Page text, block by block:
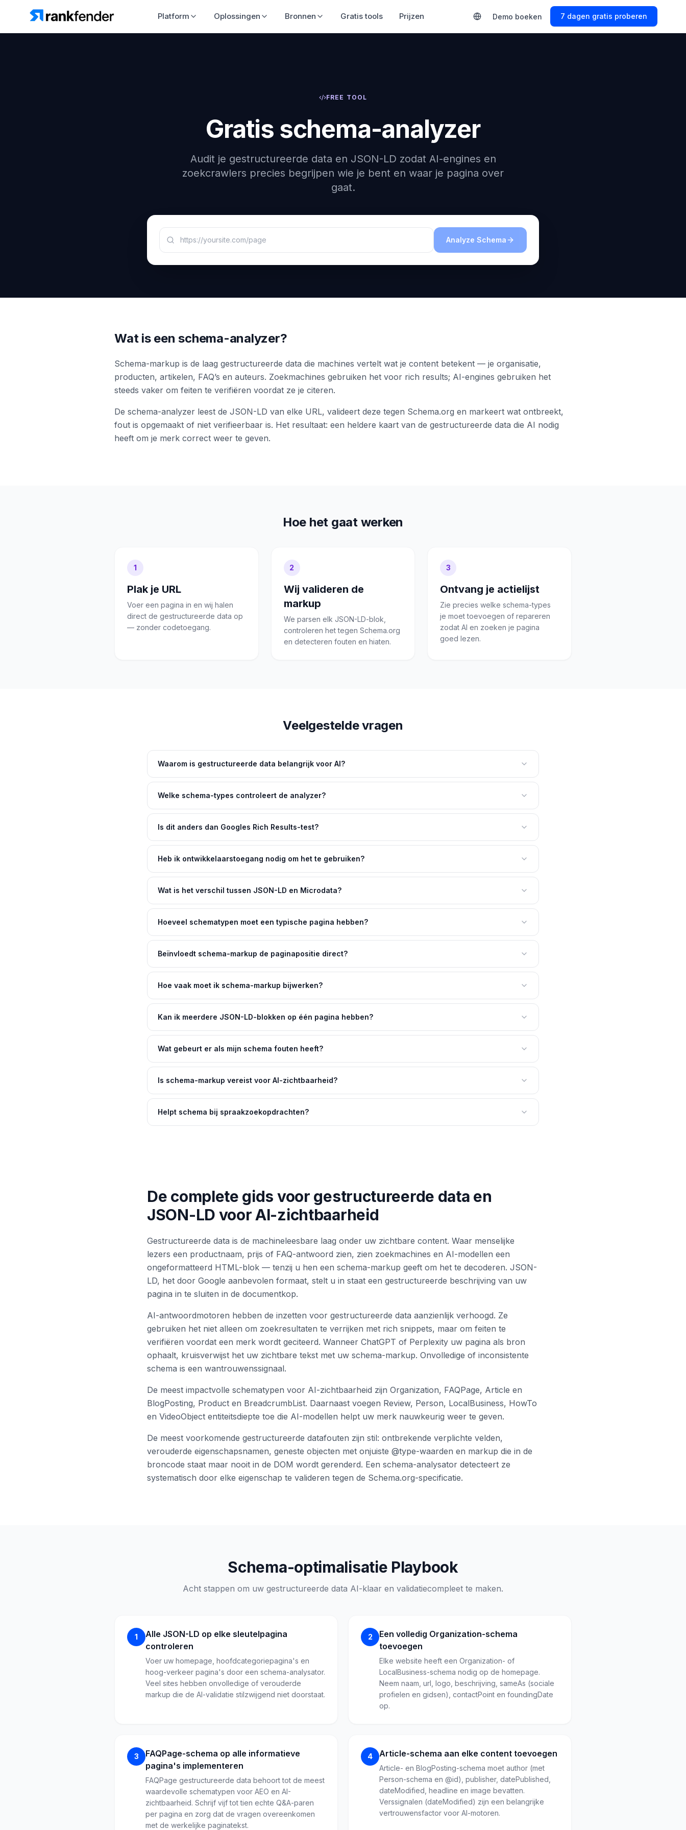
Platform Oplossingen Bronnen Gratis tools Prijzen Demo boeken 7 dagen gratis proberen
FREE TOOL
Gratis schema-analyzer
Audit je gestructureerde data en JSON-LD zodat AI-engines en
zoekcrawlers precies begrijpen wie je bent en waar je pagina over
gaat.
Analyze Schema
Wat is een schema-analyzer?
Schema-markup is de laag gestructureerde data die machines vertelt wat je content betekent — je organisatie,
producten, artikelen, FAQ’s en auteurs. Zoekmachines gebruiken het voor rich results; AI-engines gebruiken het
steeds vaker om feiten te verifiëren voordat ze je citeren.
De schema-analyzer leest de JSON-LD van elke URL, valideert deze tegen Schema.org en markeert wat ontbreekt,
fout is opgemaakt of niet verifieerbaar is. Het resultaat: een heldere kaart van de gestructureerde data die AI nodig
heeft om je merk correct weer te geven.
Hoe het gaat werken
1
Plak je URL
Voer een pagina in en wij halen
direct de gestructureerde data op
— zonder codetoegang.
2
Wij valideren de
markup
We parsen elk JSON-LD-blok,
controleren het tegen Schema.org
en detecteren fouten en hiaten.
3
Ontvang je actielijst
Zie precies welke schema-types
je moet toevoegen of repareren
zodat AI en zoeken je pagina
goed lezen.
Veelgestelde vragen
Waarom is gestructureerde data belangrijk voor AI?
Welke schema-types controleert de analyzer?
Is dit anders dan Googles Rich Results-test?
Heb ik ontwikkelaarstoegang nodig om het te gebruiken?
Wat is het verschil tussen JSON-LD en Microdata?
Hoeveel schematypen moet een typische pagina hebben?
Beïnvloedt schema-markup de paginapositie direct?
Hoe vaak moet ik schema-markup bijwerken?
Kan ik meerdere JSON-LD-blokken op één pagina hebben?
Wat gebeurt er als mijn schema fouten heeft?
Is schema-markup vereist voor AI-zichtbaarheid?
Helpt schema bij spraakzoekopdrachten?
De complete gids voor gestructureerde data en
JSON-LD voor AI-zichtbaarheid
Gestructureerde data is de machineleesbare laag onder uw zichtbare content. Waar menselijke
lezers een productnaam, prijs of FAQ-antwoord zien, zien zoekmachines en AI-modellen een
ongeformatteerd HTML-blok — tenzij u hen een schema-markup geeft om het te decoderen. JSON-
LD, het door Google aanbevolen formaat, stelt u in staat een gestructureerde beschrijving van uw
pagina in te sluiten in de documentkop.
AI-antwoordmotoren hebben de inzetten voor gestructureerde data aanzienlijk verhoogd. Ze
gebruiken het niet alleen om zoekresultaten te verrijken met rich snippets, maar om feiten te
verifiëren voordat een merk wordt geciteerd. Wanneer ChatGPT of Perplexity uw pagina als bron
ophaalt, kruisverwijst het uw zichtbare tekst met uw schema-markup. Onvolledige of inconsistente
schema is een wantrouwenssignaal.
De meest impactvolle schematypen voor AI-zichtbaarheid zijn Organization, FAQPage, Article en
BlogPosting, Product en BreadcrumbList. Daarnaast voegen Review, Person, LocalBusiness, HowTo
en VideoObject entiteitsdiepte toe die AI-modellen helpt uw merk nauwkeurig weer te geven.
De meest voorkomende gestructureerde datafouten zijn stil: ontbrekende verplichte velden,
verouderde eigenschapsnamen, geneste objecten met onjuiste @type-waarden en markup die in de
broncode staat maar nooit in de DOM wordt gerenderd. Een schema-analysator detecteert ze
systematisch door elke eigenschap te valideren tegen de Schema.org-specificatie.
Schema-optimalisatie Playbook
Acht stappen om uw gestructureerde data AI-klaar en validatiecompleet te maken.
1
Alle JSON-LD op elke sleutelpagina
controleren
Voer uw homepage, hoofdcategoriepagina's en
hoog-verkeer pagina's door een schema-analysator.
Veel sites hebben onvolledige of verouderde
markup die de AI-validatie stilzwijgend niet doorstaat.
2
Een volledig Organization-schema
toevoegen
Elke website heeft een Organization- of
LocalBusiness-schema nodig op de homepage.
Neem naam, url, logo, beschrijving, sameAs (sociale
profielen en gidsen), contactPoint en foundingDate
op.
3
FAQPage-schema op alle informatieve
pagina's implementeren
FAQPage gestructureerde data behoort tot de meest
waardevolle schematypen voor AEO en AI-
zichtbaarheid. Schrijf vijf tot tien echte Q&A-paren
per pagina en zorg dat de vragen overeenkomen
met de werkelijke paginatekst.
4 Article-schema aan elke content toevoegen
Article- en BlogPosting-schema moet author (met
Person-schema en @id), publisher, datePublished,
dateModified, headline en image bevatten.
Verssignalen (dateModified) zijn een belangrijke
vertrouwensfactor voor AI-motoren.